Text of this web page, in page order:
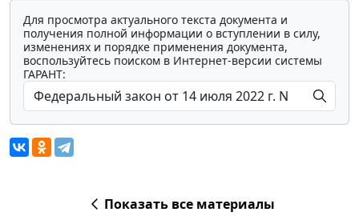
Для просмотра актуального текста документа и
получения полной информации о вступлении в силу,
изменениях и порядке применения документа,
воспользуйтесь поиском в Интернет-версии системы
ГАРАНТ:
Показать все материалы